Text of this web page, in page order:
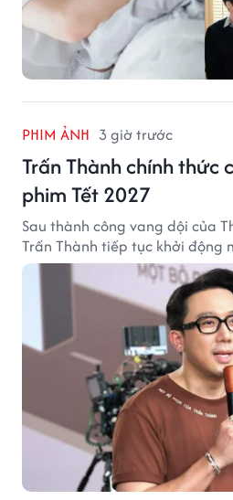
PHIM ẢNH 3 giờ trước
Trấn Thành chính thức
phim Tết 2027
Sau thành công vang dội của
Trấn Thành tiếp tục khởi động